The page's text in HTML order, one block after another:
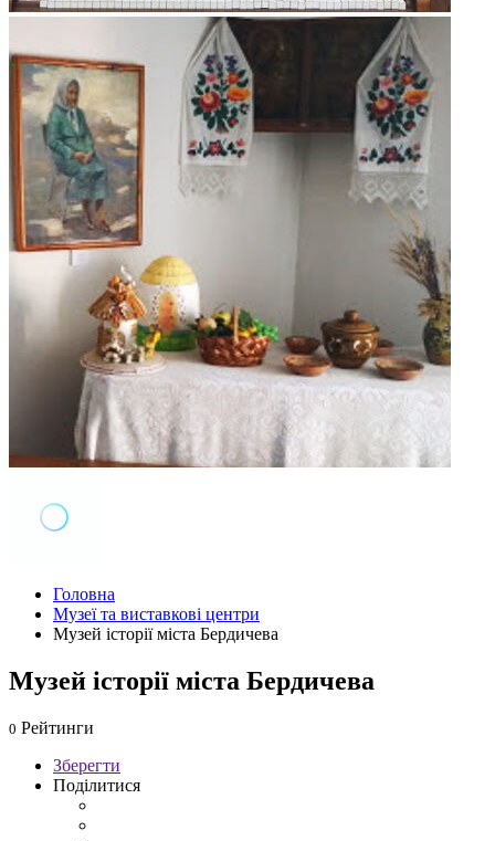
Головна
Музеї та виставкові центри
Музей історії міста Бердичева
Музей історії міста Бердичева
0 Рейтинги
Зберегти
Поділитися